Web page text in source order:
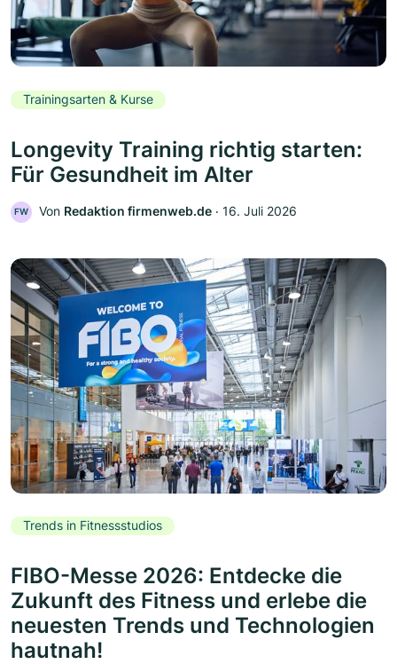
Trainingsarten & Kurse
Longevity Training richtig starten:
Für Gesundheit im Alter
FW Von Redaktion firmenweb.de ‧ 16. Juli 2026
Trends in Fitnessstudios
FIBO-Messe 2026: Entdecke die
Zukunft des Fitness und erlebe die
neuesten Trends und Technologien
hautnah!